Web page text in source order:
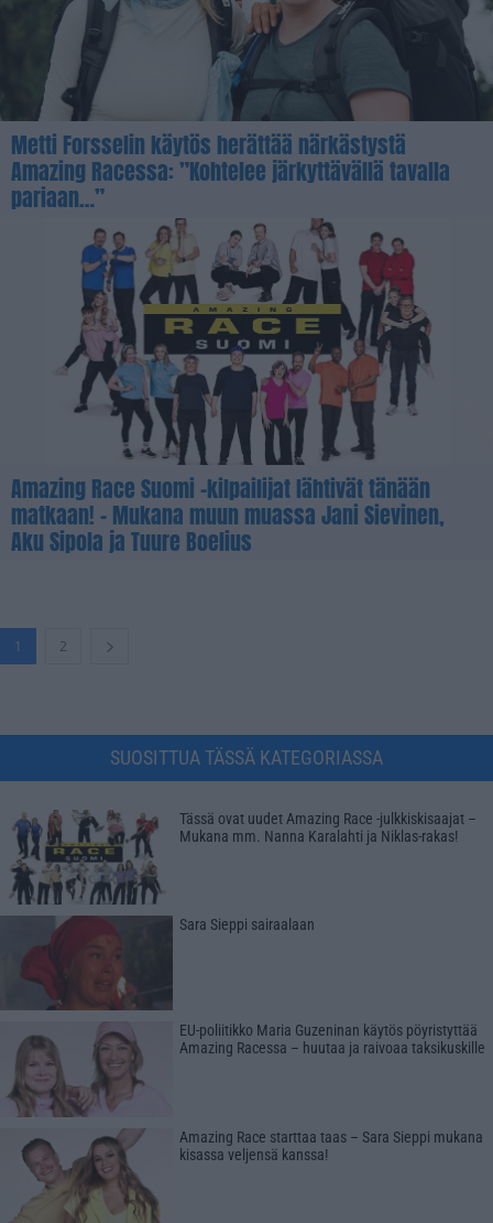
Metti Forsselin käytös herättää närkästystä
Amazing Racessa: ”Kohtelee järkyttävällä tavalla
pariaan…”
Amazing Race Suomi -kilpailijat lähtivät tänään
matkaan! – Mukana muun muassa Jani Sievinen,
Aku Sipola ja Tuure Boelius
1 2
SUOSITTUA TÄSSÄ KATEGORIASSA
Tässä ovat uudet Amazing Race -julkkiskisaajat –
Mukana mm. Nanna Karalahti ja Niklas-rakas!
Sara Sieppi sairaalaan
EU-poliitikko Maria Guzeninan käytös pöyristyttää
Amazing Racessa – huutaa ja raivoaa taksikuskille
Amazing Race starttaa taas – Sara Sieppi mukana
kisassa veljensä kanssa!